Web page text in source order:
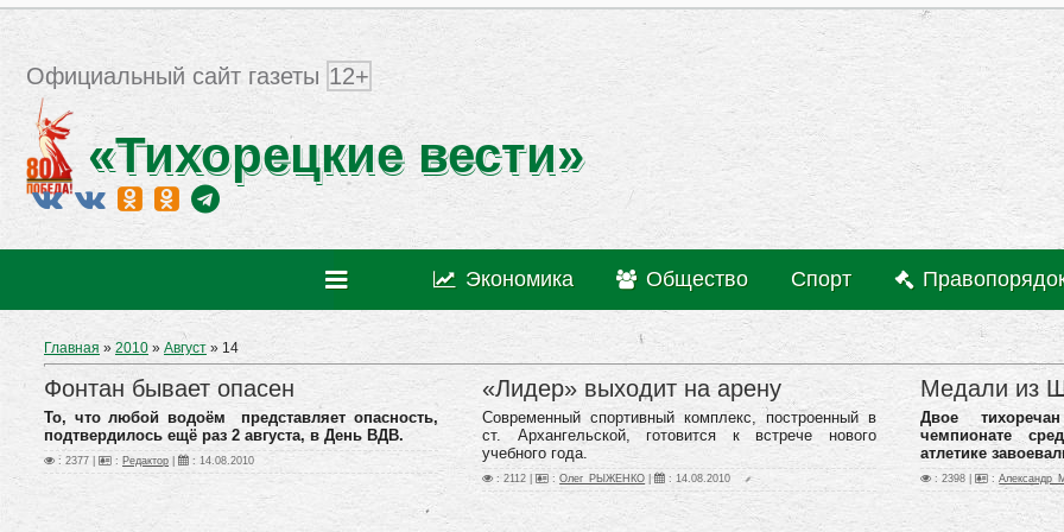
Официальный сайт газеты 12+
«Тихорецкие вести»
Экономика Общество Спорт
Главная »2010 » Август » 14
Фонтан бывает опасен
То, что любой водоём представляет опасность,
подтвердилось ещё раз 2 августа, в День ВДВ.
: 2377 | : Редактор : 14.08.2010
«Лидер» выходит на арену
Современный спортивный комплекс, построенный в
ст. Архангельской, готовится к встрече нового
учебного года.
: 2112 | :Олег_РЫЖЕНКО | :14.08.2010
Медали из
Двое
чемпионате
атлетике
: 2398 | :